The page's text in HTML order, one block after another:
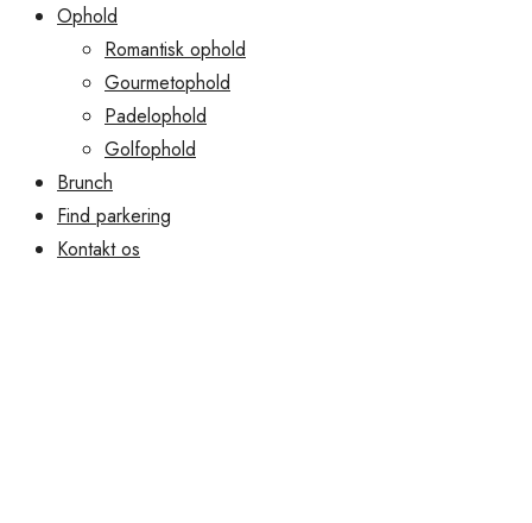
Ophold
Romantisk ophold
Gourmetophold
Padelophold
Golfophold
Brunch
Find parkering
Kontakt os